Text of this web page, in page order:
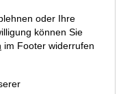
oder Ihre
können Sie
im Footer widerrufen